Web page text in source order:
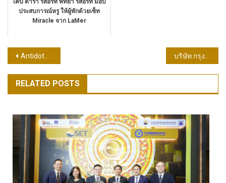
เคป ดารา รีสอร์ท พัทยา รีสอร์ท มอบ
ประสบการณ์หรู ให้ผู้พักด้วยเซ็ท
Miracle จาก LaMer
แนะแนว
เรื่อง
Antidotes ปักหมุดแลนด์มาร์กแห่งใหม่ เปิดตัว Flagship Store แห่งแรก ณ ถนนทรงวาด ถ่ายทอดจิตวิญญาณแห่งกลิ่นผ่านดีไซน์และคอลเลกชันพิเศษ ‘Passage of Time’ ที่ได้รับแรงบันดาลใจจากประวัติศาสตร์ถนนทรงวาด
RELATED POSTS